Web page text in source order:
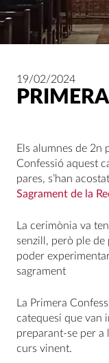
19/02/2024
Els alumnes de 2n
Confessió aquest
pares, s’han
Sagrament de la
La cerimònia va
senzill, però ple de
poder
sagrament
La Primera
catequesi que van
preparant-se per a
curs vinent.